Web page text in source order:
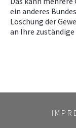
ein anderes
Löschung der
an Ihre